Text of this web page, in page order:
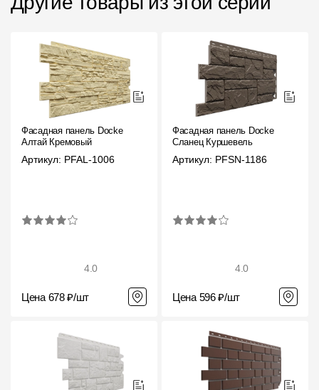
Фасадная панель Docke
Алтай Кремовый
Артикул: PFAL-1006
4.0
Цена 678 ₽/шт
Фасадная панель Docke
Сланец Куршевель
Артикул: PFSN-1186
4.0
Цена 596 ₽/шт